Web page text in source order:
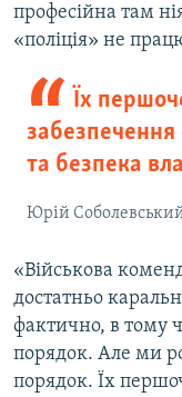
професійна там
«поліція» не
Їх
забезпечення
та безпека
Юрій
«Військова
достатньо
фактично, в тому
порядок. Але ми
порядок. Їх